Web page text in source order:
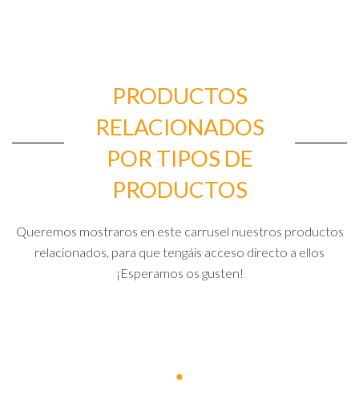
PRODUCTOS
RELACIONADOS
POR TIPOS DE
PRODUCTOS
Queremos mostraros en este carrusel nuestros productos
relacionados, para que tengáis acceso directo a ellos
¡Esperamos os gusten!